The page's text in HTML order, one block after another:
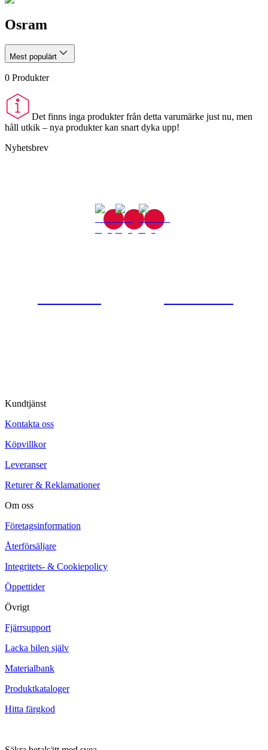
Osram
Mest populärt
0 Produkter
Det finns inga produkter från detta varumärke just nu, men
håll utkik – nya produkter kan snart dyka upp!
Nyhetsbrev
Kundtjänst
Kontakta oss
Köpvillkor
Leveranser
Returer & Reklamationer
Om oss
Företagsinformation
Återförsäljare
Integritets- & Cookiepolicy
Öppettider
Övrigt
Fjärrsupport
Lacka bilen själv
Materialbank
Produktkataloger
Hitta färgkod